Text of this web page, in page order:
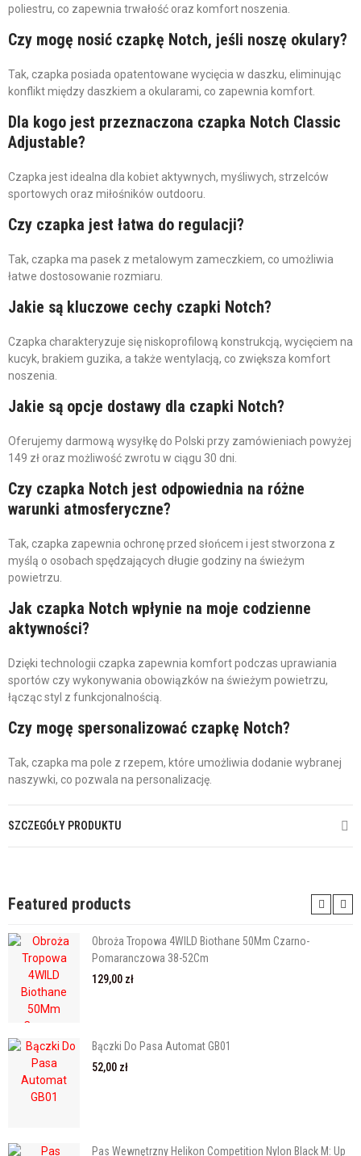
poliestru, co zapewnia trwałość oraz komfort noszenia.
Czy mogę nosić czapkę Notch, jeśli noszę okulary?
Tak, czapka posiada opatentowane wycięcia w daszku, eliminując
konflikt między daszkiem a okularami, co zapewnia komfort.
Dla kogo jest przeznaczona czapka Notch Classic
Adjustable?
Czapka jest idealna dla kobiet aktywnych, myśliwych, strzelców
sportowych oraz miłośników outdooru.
Czy czapka jest łatwa do regulacji?
Tak, czapka ma pasek z metalowym zameczkiem, co umożliwia
łatwe dostosowanie rozmiaru.
Jakie są kluczowe cechy czapki Notch?
Czapka charakteryzuje się niskoprofilową konstrukcją, wycięciem na
kucyk, brakiem guzika, a także wentylacją, co zwiększa komfort
noszenia.
Jakie są opcje dostawy dla czapki Notch?
Oferujemy darmową wysyłkę do Polski przy zamówieniach powyżej
149 zł oraz możliwość zwrotu w ciągu 30 dni.
Czy czapka Notch jest odpowiednia na różne
warunki atmosferyczne?
Tak, czapka zapewnia ochronę przed słońcem i jest stworzona z
myślą o osobach spędzających długie godziny na świeżym
powietrzu.
Jak czapka Notch wpłynie na moje codzienne
aktywności?
Dzięki technologii czapka zapewnia komfort podczas uprawiania
sportów czy wykonywania obowiązków na świeżym powietrzu,
łącząc styl z funkcjonalnością.
Czy mogę spersonalizować czapkę Notch?
Tak, czapka ma pole z rzepem, które umożliwia dodanie wybranej
naszywki, co pozwala na personalizację.
SZCZEGÓŁY PRODUKTU
Featured products
Obroża Tropowa 4WILD Biothane 50Mm Czarno-
Pomaranczowa 38-52Cm
129,00 zł
Bączki Do Pasa Automat GB01
52,00 zł
Pas Wewnętrzny Helikon Competition Nylon Black M: Up